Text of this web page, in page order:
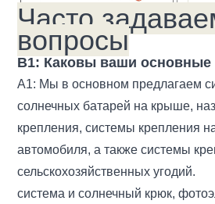
Часто
вопросы
В1: Каковы ваши основные
A1: Мы в основном предлагаем
солнечных батарей на крыше,
крепления, системы крепления
автомобиля, а также системы
сельскохозяйственных угодий.
система и солнечный крюк,